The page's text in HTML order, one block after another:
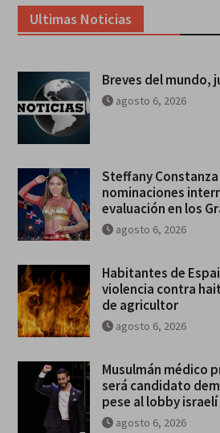
Ultimas Noticias
Breves del mundo,
agosto 6, 2026
Steffany
nominaciones
evaluación en los
agosto 6, 2026
Habitantes de
violencia contra
de agricultor
agosto 6, 2026
Musulmán médico
será candidato
pese al lobby israelí
agosto 6, 2026